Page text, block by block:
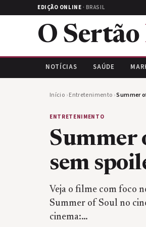
EDIÇÃO ONLINE · BRASIL
O Sertão
NOTÍCIAS SAÚDE
Início ›Entretenimento ›Summer
ENTRETENIMENTO
Summer
sem
Veja o filme com foco
Summer of Soul no
cinema:…